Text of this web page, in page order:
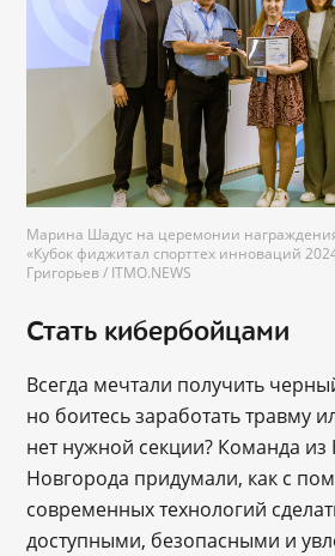
Марина Шадус на церемонии
«Кубок фиджитал спорттех инноваций
Григорьев / ITMO.NEWS
Стать кибербойцами
Всегда мечтали получить
но боитесь заработать травму
нет нужной секции? Команда
Новгорода придумали, как с
современных технологий
доступными, безопасными и